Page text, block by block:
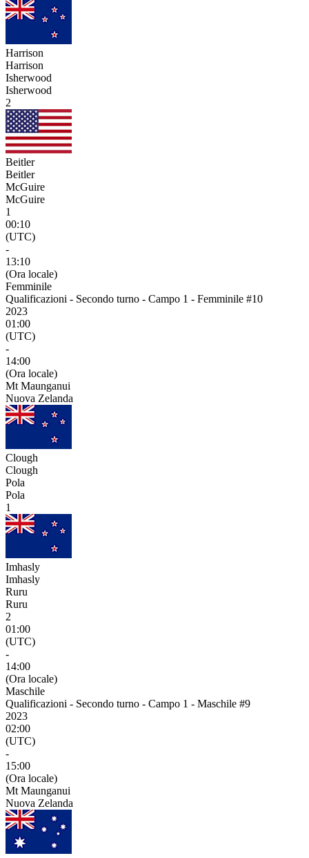
Harrison
Harrison
Isherwood
Isherwood
2
Beitler
Beitler
McGuire
McGuire
1
00:10
(UTC)
-
13:10
(Ora locale)
Femminile
Qualificazioni - Secondo turno - Campo 1 - Femminile #10
2023
01:00
(UTC)
-
14:00
(Ora locale)
Mt Maunganui
Nuova Zelanda
Clough
Clough
Pola
Pola
1
Imhasly
Imhasly
Ruru
Ruru
2
01:00
(UTC)
-
14:00
(Ora locale)
Maschile
Qualificazioni - Secondo turno - Campo 1 - Maschile #9
2023
02:00
(UTC)
-
15:00
(Ora locale)
Mt Maunganui
Nuova Zelanda